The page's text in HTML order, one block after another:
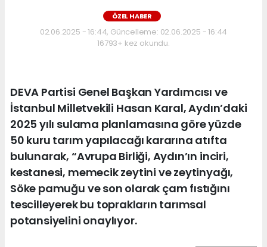
ÖZEL HABER
02.06.2025 - 16:44, Güncelleme: 02.06.2025 - 16:44
16793+ kez okundu.
DEVA Partisi Genel Başkan Yardımcısı ve
İstanbul Milletvekili Hasan Karal, Aydın’daki
2025 yılı sulama planlamasına göre yüzde
50 kuru tarım yapılacağı kararına atıfta
bulunarak, “Avrupa Birliği, Aydın’ın inciri,
kestanesi, memecik zeytini ve zeytinyağı,
Söke pamuğu ve son olarak çam fıstığını
tescilleyerek bu toprakların tarımsal
potansiyelini onaylıyor.